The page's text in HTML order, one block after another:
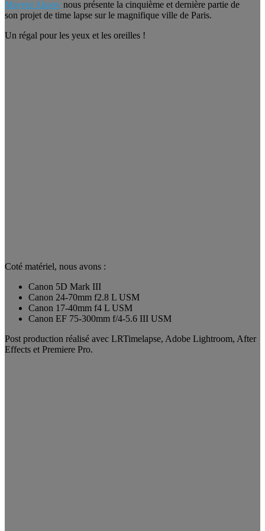
Mayeul Akpov nous présente la cinquième et dernière partie de
son projet de time lapse sur le magnifique ville de Paris.
Un régal pour les yeux et les oreilles !
Coté matériel, nous avons :
Canon 5D Mark III
Canon 24-70mm f2.8 L USM
Canon 17-40mm f4 L USM
Canon EF 75-300mm f/4-5.6 III USM
Post production réalisé avec LRTimelapse, Adobe Lightroom, After
Effects et Premiere Pro.